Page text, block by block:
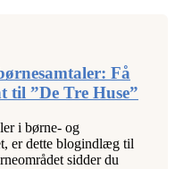
Få
til ”De Tre Huse”
i børne- og
er dette blogindlæg til
sidder du